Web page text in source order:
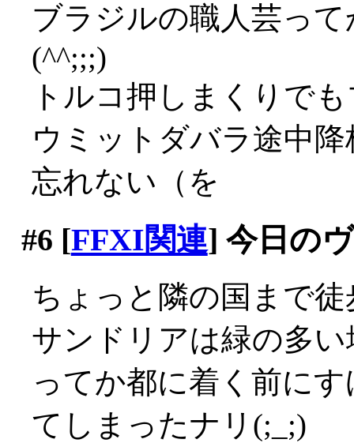
ブラジルの職人芸っ
(^^;;;)
トルコ押しまくりで
ウミットダバラ途中
忘れない（を
#6 [FFXI関連] 今日の
ちょっと隣の国まで
サンドリアは緑の多
ってか都に着く前に
てしまったナリ(;_;)